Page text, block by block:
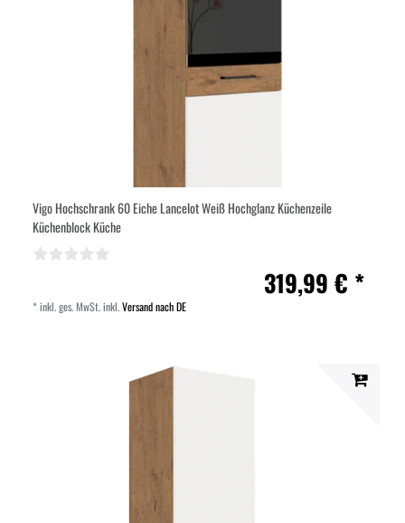
Vigo Hochschrank 60 Eiche Lancelot Weiß Hochglanz Küchenzeile
Küchenblock Küche
319,99 € *
*inkl. ges. MwSt.inkl.Versand nach DE